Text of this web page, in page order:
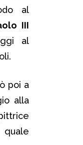
al
III
al
poi a
alla